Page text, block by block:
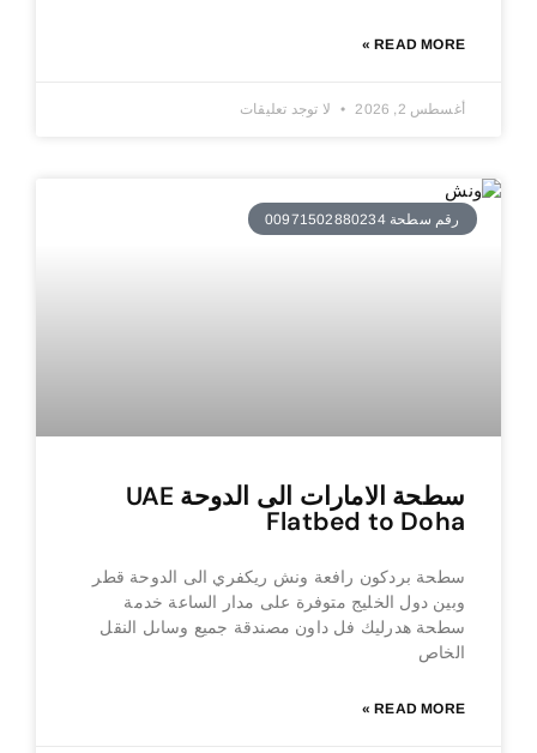
READ MORE »
أغسطس 2, 2026 لا توجد تعليقات
رقم سطحة 00971502880234
سطحة الامارات الى الدوحة UAE
Flatbed to Doha
سطحة بردكون رافعة ونش ريكفري الى الدوحة قطر
وبين دول الخليج متوفرة على مدار الساعة خدمة
سطحة هدرليك فل داون مصندقة جميع وساىل النقل
الخاص
READ MORE »